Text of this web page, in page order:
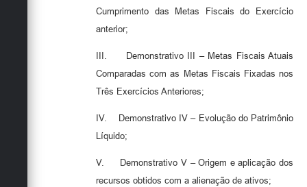
Cumprimento das Metas Fiscais do Exercício
anterior;
III.
Demonstrativo III – Metas Fiscais Atuais
Comparadas com as Metas Fiscais Fixadas nos
Três Exercícios Anteriores;
IV.
Demonstrativo IV – Evolução do Patrimônio
Líquido;
V.
Demonstrativo V – Origem e aplicação dos
recursos obtidos com a alienação de ativos;